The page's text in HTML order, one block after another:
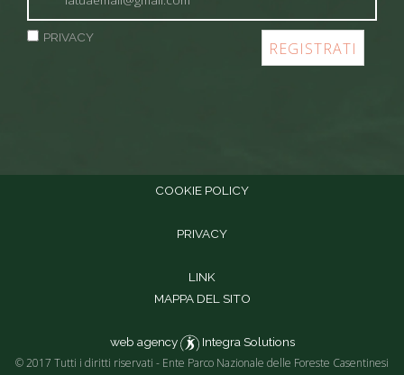
PRIVACY
COOKIE POLICY
PRIVACY
LINK
MAPPA DEL SITO
web agency Integra Solutions
© 2017 Tutti i diritti riservati - Ente Parco Nazionale delle Foreste Casentinesi